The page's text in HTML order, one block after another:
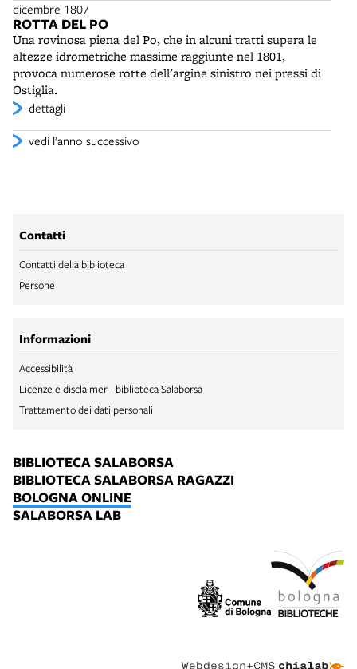
nominata una municipalità di sei membri (invece dei
nove precedenti). Tavecchi presiederà il primo consiglio il
17 dicembre e rimarrà quindi in carica fino al 1810, anno
della sua morte.
dicembre 1807
ROTTA DEL PO
Una rovinosa piena del Po, che in alcuni tratti supera le
altezze idrometriche massime raggiunte nel 1801,
provoca numerose rotte dell'argine sinistro nei pressi di
Ostiglia.
dettagli
vedi l’anno successivo
Contatti
Contatti della biblioteca
Persone
Informazioni
Accessibilità
Licenze e disclaimer - biblioteca Salaborsa
Trattamento dei dati personali
BIBLIOTECA SALABORSA
BIBLIOTECA SALABORSA RAGAZZI
BOLOGNA ONLINE
SALABORSA LAB